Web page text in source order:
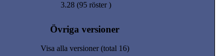
3.28 (95 röster )
Övriga versioner
Visa alla versioner (total 16)